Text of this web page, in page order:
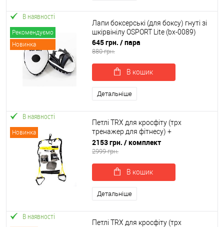
Рекомендуємо
Новинка
В наявності
Лапи боксерські (для боксу) гнуті зі
шкірвінілу OSPORT Lite (bx-0089)
645 грн. / пара
880 грн.
В кошик
Детальніше
Новинка
В наявності
Петлі TRX для кросфіту (трх
тренажер для фітнесу) +
гравітаційні черевики для турніку
OSPORT Set 55 (n-0085)
2153 грн. / комплект
2999 грн.
В кошик
Детальніше
В наявності
Петлі TRX для кросфіту (трх